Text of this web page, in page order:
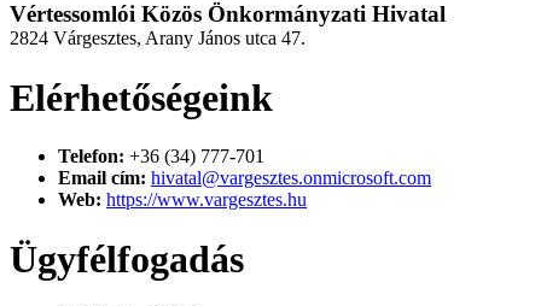
Vértessomlói Közös Önkormányzati Hivatal
2824 Várgesztes, Arany János utca 47.
Elérhetőségeink
Telefon: +36 (34) 777-701
Email cím: hivatal@vargesztes.onmicrosoft.com
Web: https://www.vargesztes.hu
Ügyfélfogadás